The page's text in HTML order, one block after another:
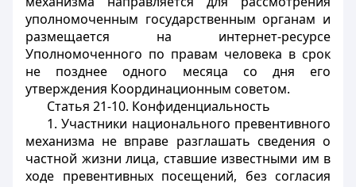
уполномоченным государственным органам и
размещается на интернет-ресурсе
Уполномоченного по правам человека в срок
не позднее одного месяца со дня его
утверждения Координационным советом.
Статья 21-10. Конфиденциальность
1. Участники национального превентивного
механизма не вправе разглашать сведения о
частной жизни лица, ставшие известными им в
ходе превентивных посещений, без согласия